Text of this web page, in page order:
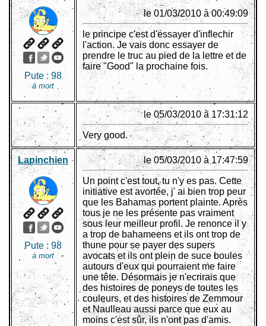
Pute : 98
à mort
le 01/03/2010 à 00:49:09
le principe c'est d'essayer d'inflechir
l'action. Je vais donc essayer de
prendre le truc au pied de la lettre et de
faire "Good" la prochaine fois.
. le 05/03/2010 à 17:31:12
Very good.
Lapinchien
Pute : 98
à mort
le 05/03/2010 à 17:47:59
Un point c'est tout, tu n'y es pas. Cette
initiative est avortée, j' ai bien trop peur
que les Bahamas portent plainte. Après
tous je ne les présente pas vraiment
sous leur meilleur profil. Je renonce il y
a trop de bahameens et ils ont trop de
thune pour se payer des supers
avocats et ils ont plein de suce boules
autours d'eux qui pourraient me faire
une tête. Désormais je n'ecrirais que
des histoires de poneys de toutes les
couleurs, et des histoires de Zemmour
et Naulleau aussi parce que eux au
moins c'est sûr, ils n'ont pas d'amis.